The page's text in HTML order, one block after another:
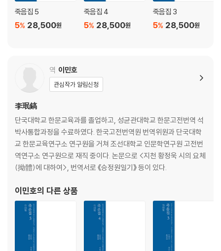
용문상설부 신축년(1601, 선조34) 감시 회시에서 장원을 차지하였다. 龍
〈수양춘부〉에 차운하다 월과이다. 次愁陽春賦 月課·313
요지연부 瑤池宴賦·329
군중기서루부 軍中起書樓賦·340
형곡부 ?谷賦·347
봉황래의부 월과이다. 鳳凰來儀賦 月課·354
사 辭
노군 공식은 곤궁하고 낮은 지위에 있어 이름이 알려지지 않았다. 정유년
(1597, 선조30)에 왜적의 포로가 되었는데 탈출하여 바다를 건너 절강성
(浙江省)에 다다랐다. 글자를 써서 성명을 말하니 고을 사람이 포정에 보
고하였고 밥을 얻어먹으면서 경사에 나아갔다. 이어 무이서원에 들러 학도
와 《소학》과 《가례》의 내용에 대해 논변할 적에 그 의미를 모두 자세히 알
았고, 또 우리 동방의 단군이래 역대의 사적, 정교, 풍속에 대해 분명하게
죄다 말하였는데 매우 해박하였으므로, 배우는 자들이 아주 훌륭하게 여겨
자주 칭송하였다. 우리나라로 돌아올 때는 글로 전별하면서 그 사적을 서
술하여 드러내 주었으니 아, 참으로 성대하도다.
아, 공식이 향리에 거처할 적에는 세상과 맞지 않아 뜻을 굽혔다가 향리를
죽음집 5
28,500원
5%
죽음집 4
28,500원
5%
죽음집 3
28,500원
5%
역 이민호
관심작가 알림신청
李珉鎬
단국대학교 한문교육과를 졸업하고, 성균관대학교 한문고전번역 석
박사통합과정을 수료하였다. 한국고전번역원 번역위원과 단국대학
교 한문교육연구소 연구원을 거쳐 조선대학교 인문학연구원 고전번
역연구소 연구원으로 재직 중이다. 논문으로 <지천 황정욱 시의 요체
(拗體)에 대하여>, 번역서로 《승정원일기》 등이 있다.
이민호의 다른 상품